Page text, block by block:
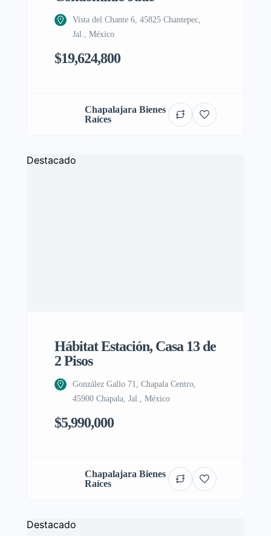
Vista del Chante 6, 45825 Chantepec,
Jal., México
$19,624,800
Chapalajara Bienes
Raíces
Destacado
Hábitat Estación, Casa 13 de
2 Pisos
González Gallo 71, Chapala Centro,
45900 Chapala, Jal., México
$5,990,000
Chapalajara Bienes
Raíces
Destacado